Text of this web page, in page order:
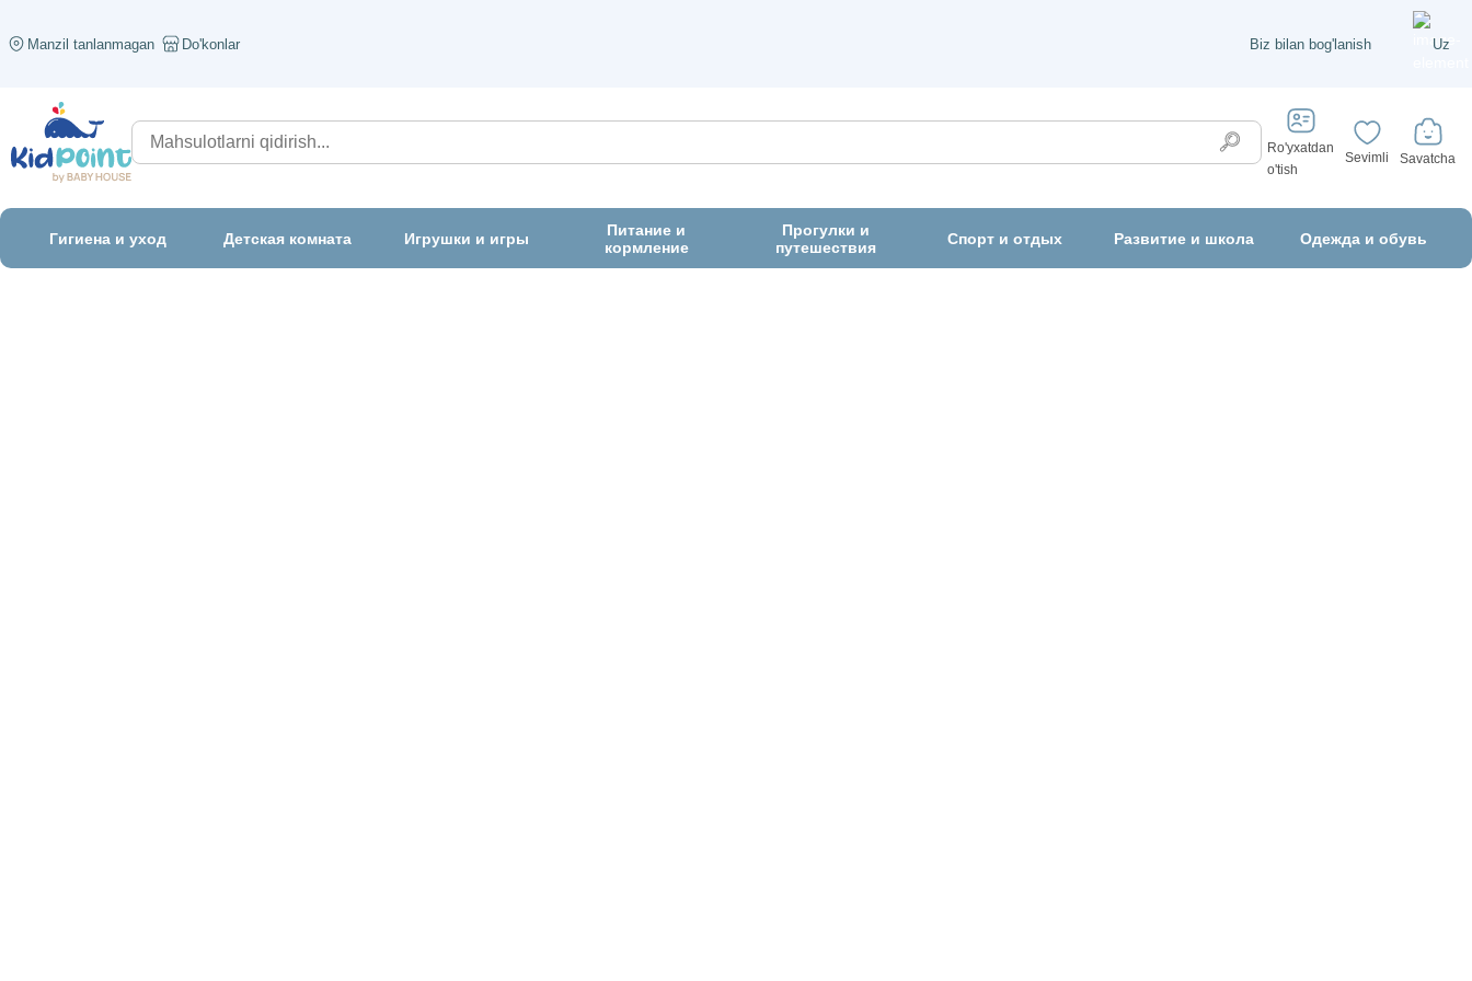
Manzil tanlanmagan Do'konlar Biz bilan bog'lanish Uz
Ro'yxatdan
o'tish
Sevimli Savatcha
Гигиена и уход Детская комната Игрушки и игры
Питание и
кормление
Прогулки и
путешествия
Спорт и отдых Развитие и школа Одежда и обувь